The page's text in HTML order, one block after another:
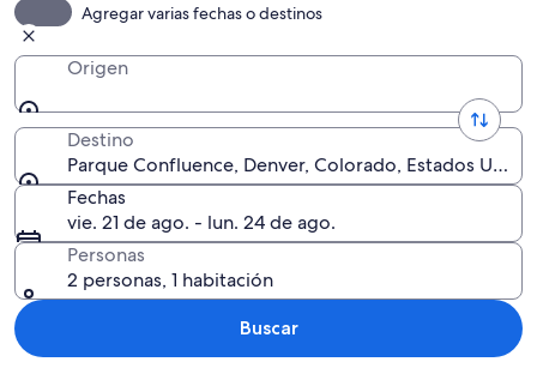
Agregar varias fechas o destinos
Origen
Destino
Parque Confluence, Denver, Colorado, Estados
Fechas
vie. 21 de ago. - lun. 24 de ago.
Personas
2 personas, 1 habitación
Buscar